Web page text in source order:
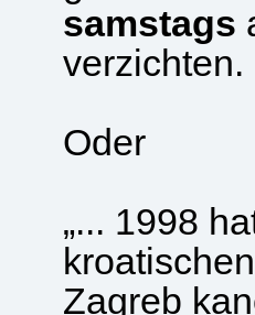
samstags
verzichten.
Oder
„... 1998
Zagreb